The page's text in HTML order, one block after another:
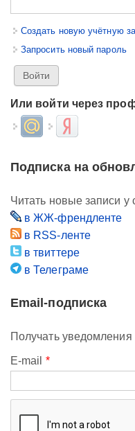
Создать новую учётную
Запросить новый пароль
Или войти через
Login with Mail.ruLogin with Яндекс
Подписка на
Читать новые записи у
в ЖЖ-френдленте
в RSS-ленте
в твиттере
в Телеграме
Email-подписка
Получать уведомления
E-mail *